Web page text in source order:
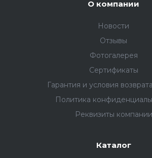
О компании
Новости
Отзывы
Фотогалерея
Сертификаты
Гарантия и условия
Политика
Реквизиты компании
Каталог